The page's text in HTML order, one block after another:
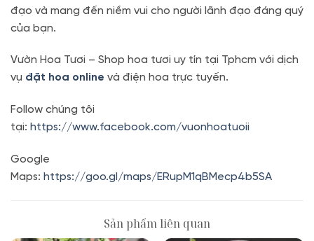
đạo và mang đến niềm vui cho người lãnh đạo đáng quý
của bạn.
Vườn Hoa Tươi – Shop hoa tươi uy tín tại Tphcm với dịch
vụ đặt hoa online và điện hoa trực tuyến.
Follow chúng tôi
tại: https://www.facebook.com/vuonhoatuoii
Google
Maps: https://goo.gl/maps/ERupM1qBMecp4b5SA
Sản phẩm liên quan